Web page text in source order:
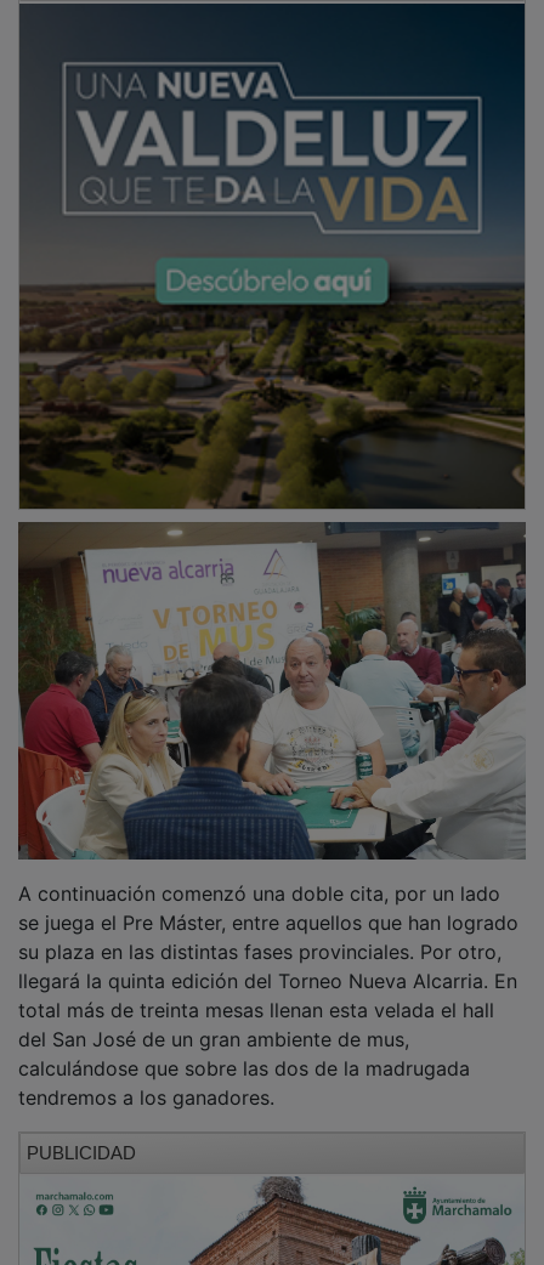
se juega el Pre Máster, entre aquellos que han logrado
su plaza en las distintas fases provinciales. Por otro,
llegará la quinta edición del Torneo Nueva Alcarria. En
total más de treinta mesas llenan esta velada el hall
del San José de un gran ambiente de mus,
calculándose que sobre las dos de la madrugada
tendremos a los ganadores.